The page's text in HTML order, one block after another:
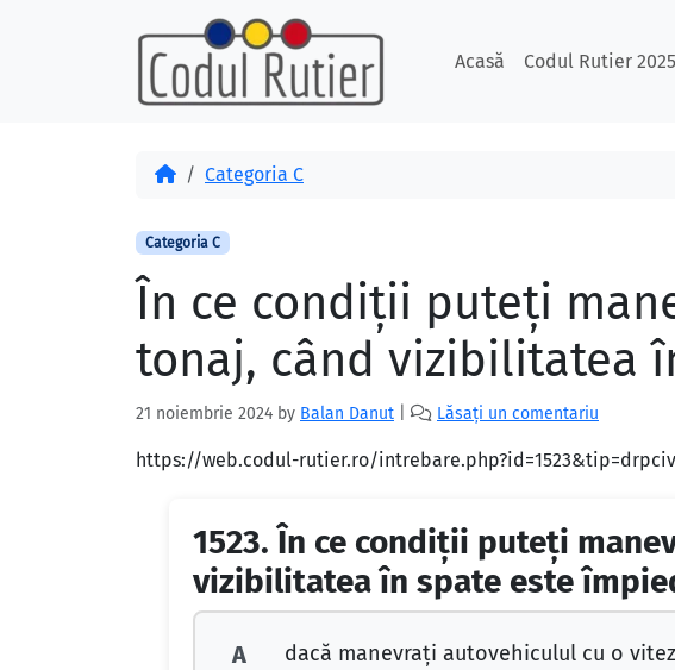
Acasă Codul Rutier 2025
AcasăCategoria C
Categoria C
În ce condiţii puteţi
tonaj, când vizibilitatea
21 noiembrie 2024 by Balan Danut Lăsați un comentariu
https://web.codul-rutier.ro/
1523. În ce condiţii puteţi
vizibilitatea în spate este
A dacă manevraţi autovehiculul cu o